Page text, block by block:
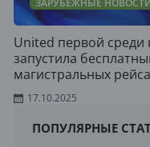
ЗАРУБЕЖНЫЕ
United первой
запустила
магистральных
17.10.2025
ПОПУЛЯРНЫЕ